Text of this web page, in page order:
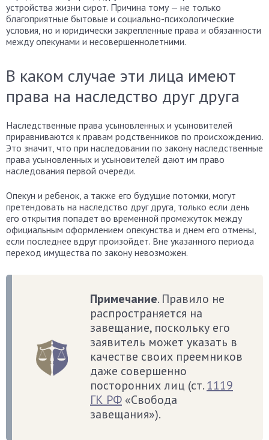
устройства жизни сирот. Причина тому — не только
благоприятные бытовые и социально-психологические
условия, но и юридически закрепленные права и обязанности
между опекунами и несовершеннолетними.
В каком случае эти лица имеют
права на наследство друг друга
Наследственные права усыновленных и усыновителей
приравниваются к правам родственников по происхождению.
Это значит, что при наследовании по закону наследственные
права усыновленных и усыновителей дают им право
наследования первой очереди.
Опекун и ребенок, а также его будущие потомки, могут
претендовать на наследство друг друга, только если день
его открытия попадет во временной промежуток между
официальным оформлением опекунства и днем его отмены,
если последнее вдруг произойдет. Вне указанного периода
переход имущества по закону невозможен.
Примечание. Правило не
распространяется на
завещание, поскольку его
заявитель может указать в
качестве своих преемников
даже совершенно
посторонних лиц (ст.1119
ГК РФ «Свобода
завещания»).